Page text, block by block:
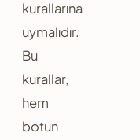
kurallarına
uymalıdır.
Bu
kurallar,
hem
botun